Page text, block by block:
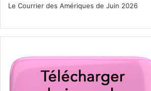
Le Courrier des Amériques de Juin 2026